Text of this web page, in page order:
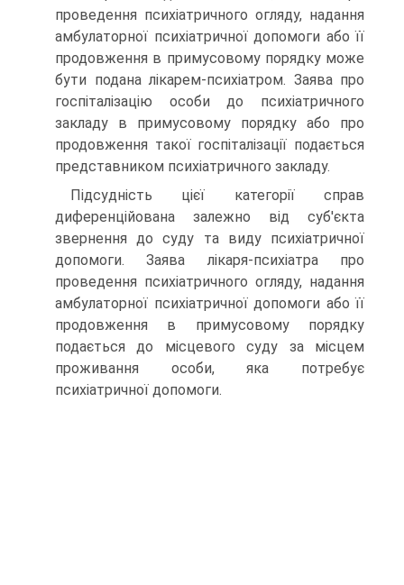
проведення психіатричного огляду, надання
амбулаторної психіатричної допомоги або її
продовження в примусо­вому порядку може
бути подана лікарем-психіатром. Заява про
госпі­талізацію особи до психіатричного
закладу в примусовому порядку або про
продовження такої госпіталізації подається
представником психіатричного закладу.
Підсудність цієї категорії справ
диференційована залежно від суб'єкта
звернення до суду та виду психіатричної
допомоги. Заява лікаря-психіатра про
проведення психіатричного огляду, надання
ам­булаторної психіатричної допомоги або її
продовження в примусовому порядку
подається до місцевого суду за місцем
проживання особи, яка потребує
психіатричної допомоги.